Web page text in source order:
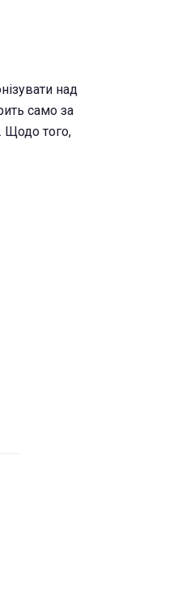
над
само за
Щодо того,